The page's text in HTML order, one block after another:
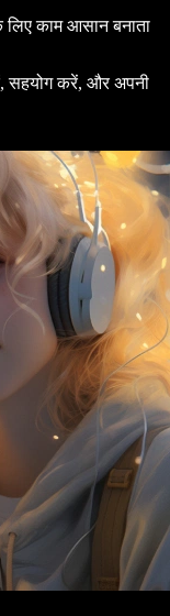
लिए काम आसान बनाता
सहयोग करें, और अपनी